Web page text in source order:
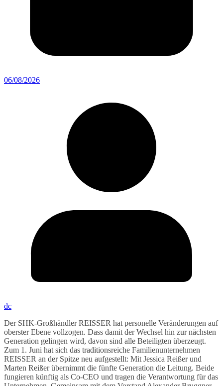
06/08/2026
dc
Der SHK-Großhändler REISSER hat personelle Veränderungen auf
oberster Ebene vollzogen. Dass damit der Wechsel hin zur nächsten
Generation gelingen wird, davon sind alle Beteiligten überzeugt.
Zum 1. Juni hat sich das traditionsreiche Familienunternehmen
REISSER an der Spitze neu aufgestellt: Mit Jessica Reißer und
Marten Reißer übernimmt die fünfte Generation die Leitung. Beide
fungieren künftig als Co-CEO und tragen die Verantwortung für das